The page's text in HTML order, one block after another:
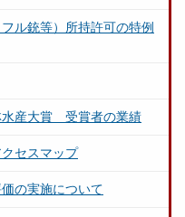
ル銃等）所持許可の特例
水産大賞 受賞者の業績
セスマップ
の実施について